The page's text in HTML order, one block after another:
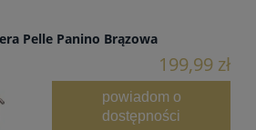
Pelle Panino Brązowa
199,99 zł
powiadom o
dostępności